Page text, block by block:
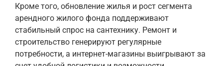
Кроме того, обновление жилья и рост сегмента
арендного жилого фонда поддерживают
стабильный спрос на сантехнику. Ремонт и
строительство генерируют регулярные
потребности, а интернет-магазины выигрывают за